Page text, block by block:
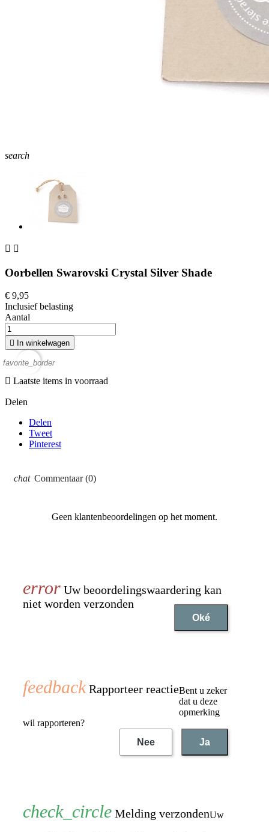
search
 
Oorbellen Swarovski Crystal Silver Shade
€ 9,95
Inclusief belasting
Aantal
 In winkelwagen
favorite_border
 Laatste items in voorraad
Delen
Delen
Tweet
Pinterest
Commentaar (0)
Geen klantenbeoordelingen op het moment.
Uw beoordelingswaardering kan
niet worden verzonden
Oké
Rapporteer reactieBent u zeker
dat u deze
opmerking
wil rapporteren?
Nee
Ja
Melding verzondenUw